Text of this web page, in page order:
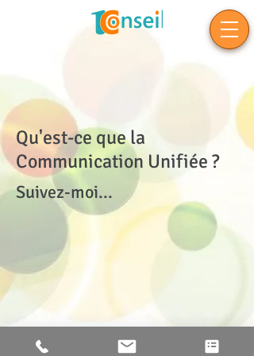
Qu'est-ce que la
Communication Unifiée ?
Suivez-moi...